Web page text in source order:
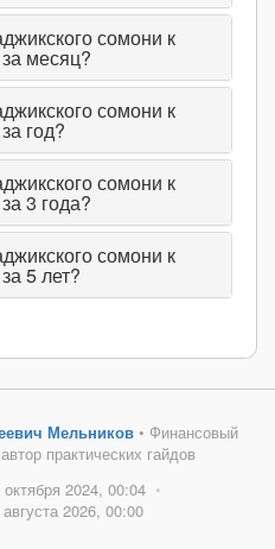
сомони к
месяц?
сомони к
год?
сомони к
3 года?
сомони к
5 лет?
Мельников• Финансовый
практических гайдов
2024, 00:04 •
2026, 00:00